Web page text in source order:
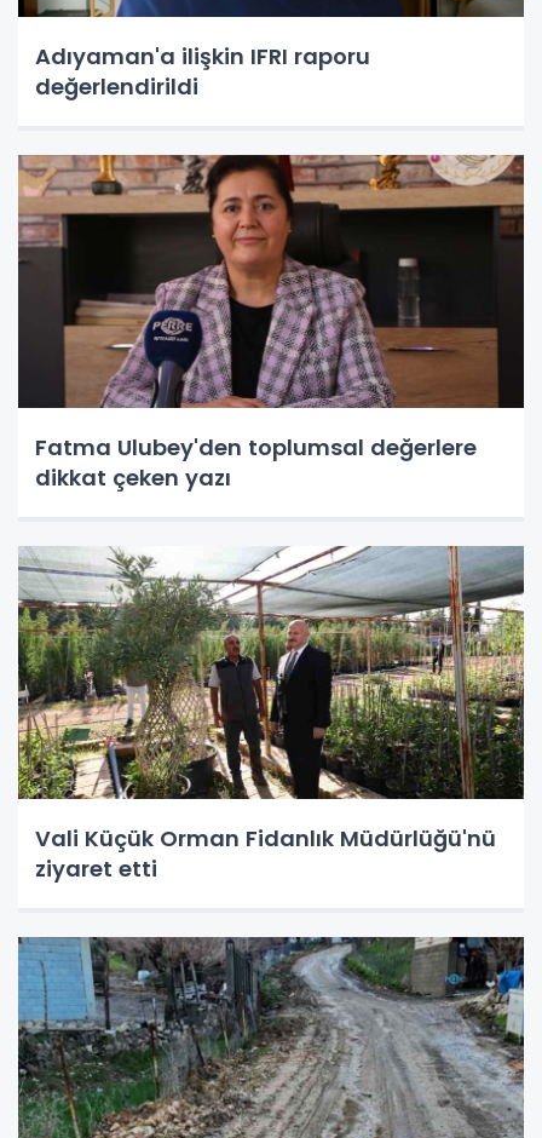
Adıyaman'a ilişkin IFRI raporu
değerlendirildi
Fatma Ulubey'den toplumsal değerlere
dikkat çeken yazı
Vali Küçük Orman Fidanlık Müdürlüğü'nü
ziyaret etti